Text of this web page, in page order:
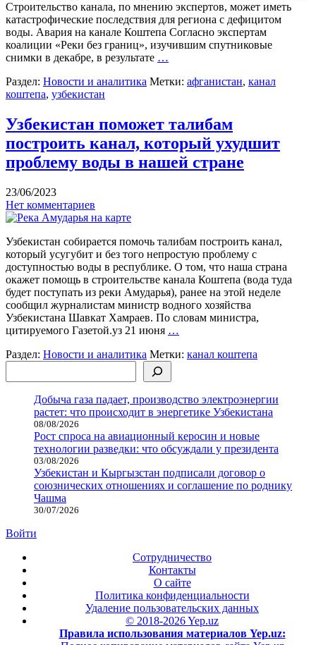
Строительство канала, по мнению экспертов, может иметь
катастрофические последствия для региона с дефицитом
воды. Авария на канале Коштепа Согласно экспертам
коалиции «Реки без границ», изучившим спутниковые
снимки в декабре, в результате …
Раздел: Новости и аналитика Метки: афганистан, канал
коштепа, узбекистан
Узбекистан поможет талибам
построить канал, который ухудшит
проблему воды в нашей стране
23/06/2023
Нет комментариев
Узбекистан собирается помочь талибам построить канал,
который усугубит и без того непростую проблему с
доступностью воды в республике. О том, что наша страна
окажет помощь в строительстве канала Коштепа (вода туда
будет поступать из реки Амударья), ранее на этой неделе
сообщил журналистам министр водного хозяйства
Узбекистана Шавкат Хамраев. По словам министра,
цитируемого Газетой.уз 21 июня …
Раздел: Новости и аналитика Метки: канал коштепа
Добыча газа падает, производство электроэнергии
растет: что происходит в энергетике Узбекистана
08/08/2026
Рост спроса на авиационный керосин и новые
технологии разведки: что обсуждали у президента
03/08/2026
Узбекистан и Кыргызстан подписали договор о
союзнических отношениях и соглашение по роднику
Чашма
30/07/2026
Войти
Сотрудничество
Контакты
О сайте
Политика конфиденциальности
Удаление пользовательских данных
© 2018-2026 Yep.uz
Правила использования материалов Yep.uz: